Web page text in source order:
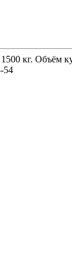
кг.
54